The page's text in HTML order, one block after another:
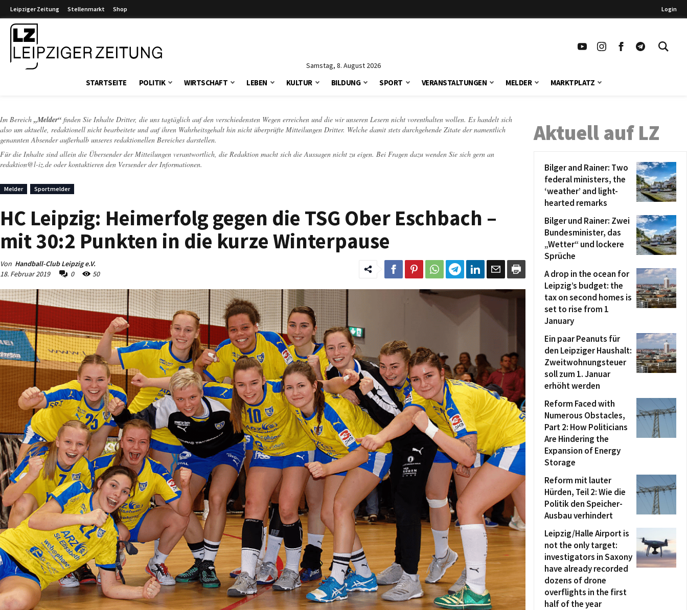
Leipziger Zeitung Stellenmarkt Shop Login
Samstag, 8. August 2026
STARTSEITE POLITIK WIRTSCHAFT LEBEN KULTUR BILDUNG SPORT VERANSTALTUNGEN MELDER MARKTPLATZ
Im Bereich „Melder“ finden Sie Inhalte Dritter, die uns tagtäglich auf den verschiedensten Wegen erreichen und die wir unseren Lesern nicht vorenthalten wollen. Es handelt sich
also um aktuelle, redaktionell nicht bearbeitete und auf ihren Wahrheitsgehalt hin nicht überprüfte Mitteilungen Dritter. Welche damit stets durchgehende Zitate der namentlich
genannten Absender außerhalb unseres redaktionellen Bereiches darstellen.
Für die Inhalte sind allein die Übersender der Mitteilungen verantwortlich, die Redaktion macht sich die Aussagen nicht zu eigen. Bei Fragen dazu wenden Sie sich gern an
redaktion@l-iz.de oder kontaktieren den Versender der Informationen.
Melder Sportmelder
HC Leipzig: Heimerfolg gegen die TSG Ober Eschbach –
mit 30:2 Punkten in die kurze Winterpause
Von Handball-Club Leipzig e.V.
18. Februar 2019
0 50
Aktuell auf LZ
Bilger and Rainer: Two
federal ministers, the
‘weather’ and light-
hearted remarks
Bilger und Rainer: Zwei
Bundesminister, das
„Wetter“ und lockere
Sprüche
A drop in the ocean for
Leipzig’s budget: the
tax on second homes is
set to rise from 1
January
Ein paar Peanuts für
den Leipziger Haushalt:
Zweitwohnungsteuer
soll zum 1. Januar
erhöht werden
Reform Faced with
Numerous Obstacles,
Part 2: How Politicians
Are Hindering the
Expansion of Energy
Storage
Reform mit lauter
Hürden, Teil 2: Wie die
Politik den Speicher-
Ausbau verhindert
Leipzig/Halle Airport is
not the only target:
investigators in Saxony
have already recorded
dozens of drone
overflights in the first
half of the year